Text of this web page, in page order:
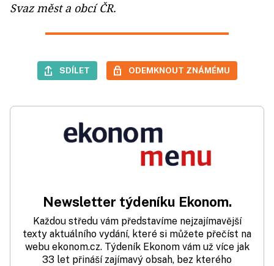
Svaz měst a obcí ČR.
SDÍLET ODEMKNOUT ZNÁMÉMU
Newsletter týdeníku Ekonom.
Každou středu vám představíme nejzajímavější
texty aktuálního vydání, které si můžete přečíst na
webu ekonom.cz. Týdeník Ekonom vám už více jak
33 let přináší zajímavý obsah, bez kterého